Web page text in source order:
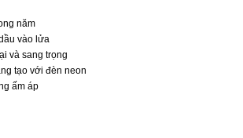
năm
vào lửa
và sang trọng
tạo với đèn neon
ấm áp